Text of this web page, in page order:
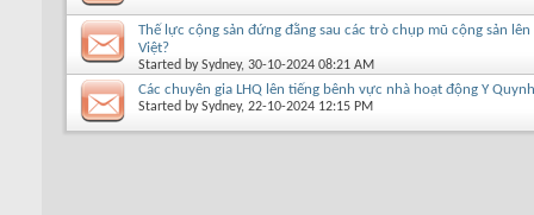
Thế lực cộng sản đứng đằng sau các trò chụp mũ cộng sản
Việt?
Started bySydney, 30-10-2024 08:21 AM
Các chuyên gia LHQ lên tiếng bênh vực nhà hoạt động Y
Started bySydney, 22-10-2024 12:15 PM